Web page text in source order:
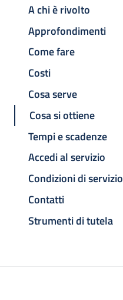
A chi è rivolto
Approfondimenti
Come fare
Costi
Cosa serve
Cosa si ottiene
Tempi e scadenze
Accedi al servizio
Condizioni di servizio
Contatti
Strumenti di tutela